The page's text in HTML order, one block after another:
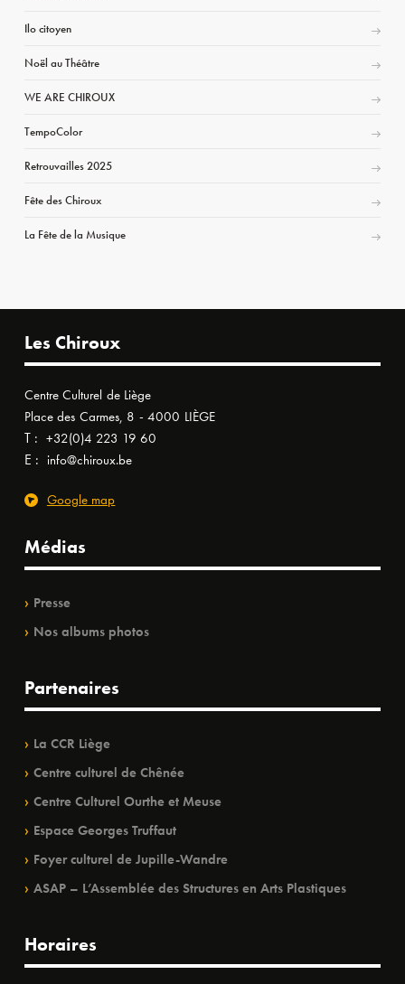
Ilo citoyen
Noël au Théâtre
WE ARE CHIROUX
TempoColor
Retrouvailles 2025
Fête des Chiroux
La Fête de la Musique
Les Chiroux
Centre Culturel de Liège
Place des Carmes, 8 - 4000 LIÈGE
T : +32(0)4 223 19 60
E : info@chiroux.be
Google map
Médias
Presse
Nos albums photos
Partenaires
La CCR Liège
Centre culturel de Chênée
Centre Culturel Ourthe et Meuse
Espace Georges Truffaut
Foyer culturel de Jupille-Wandre
ASAP – L’Assemblée des Structures en Arts Plastiques
Horaires